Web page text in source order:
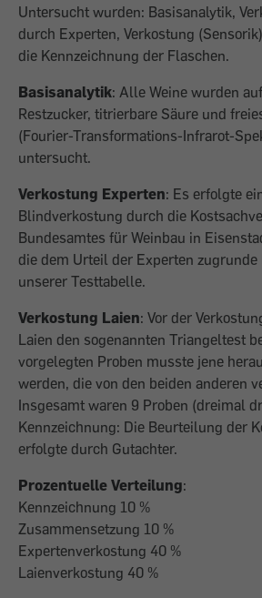
Untersucht wurden: Basisanalytik,
durch Experten, Verkostung
die Kennzeichnung der Flaschen.
Basisanalytik: Alle Weine wurden
Restzucker, titrierbare Säure und
(Fourier-Transformations-Infrarot-
untersucht.
Verkostung Experten: Es erfolgte
Blindverkostung durch die
Bundesamtes für Weinbau in
die dem Urteil der Experten
unserer Testtabelle.
Verkostung Laien: Vor der
Laien den sogenannten Triangeltest
vorgelegten Proben musste jene
werden, die von den beiden anderen
Insgesamt waren 9 Proben (dreimal
Kennzeichnung: Die Beurteilung der
erfolgte durch Gutachter.
Prozentuelle Verteilung:
Kennzeichnung 10 %
Zusammensetzung 10 %
Expertenverkostung 40 %
Laienverkostung 40 %